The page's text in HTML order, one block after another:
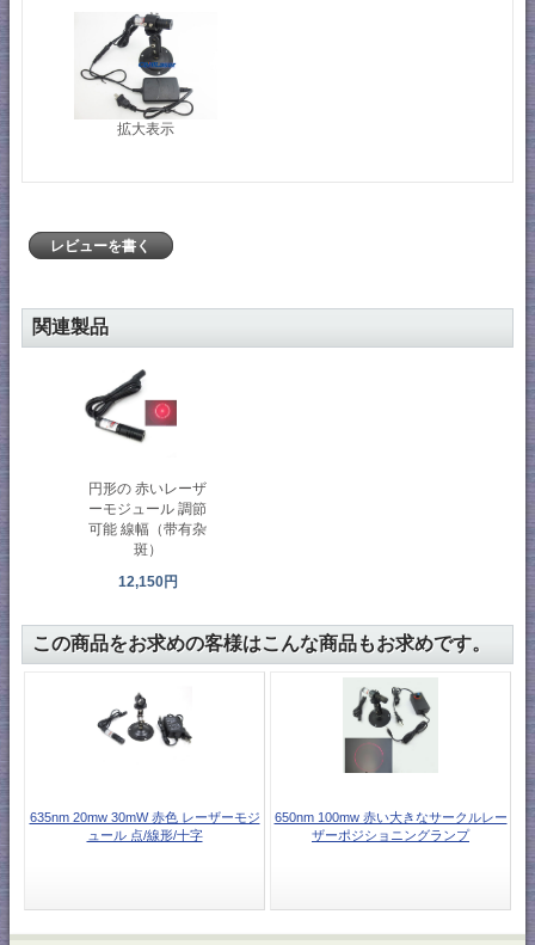
拡大表示
レビューを書く
関連製品
円形の 赤いレーザ
ーモジュール 調節
可能 線幅（带有杂
斑）
12,150円
この商品をお求めの客様はこんな商品もお求めです。
635nm 20mw 30mW 赤色 レーザーモジ
ュール 点/線形/十字
650nm 100mw 赤い大きなサークルレー
ザーポジショニングランプ